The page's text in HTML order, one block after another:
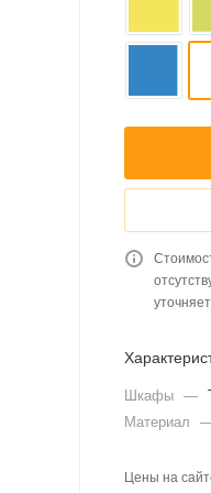
Шкафы —
Материал
Цены на